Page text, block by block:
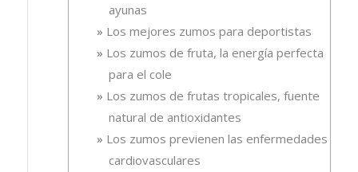
ayunas
Los mejores zumos para deportistas
Los zumos de fruta, la energía perfecta
para el cole
Los zumos de frutas tropicales, fuente
natural de antioxidantes
Los zumos previenen las enfermedades
cardiovasculares